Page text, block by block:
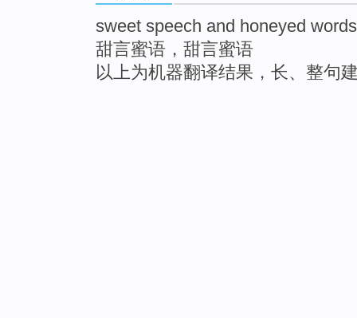
sweet speech and honeyed words
甜言蜜语，甜言蜜语
以上为机器翻译结果，长、整句